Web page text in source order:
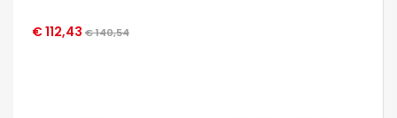
€ 112,43 € 140,54
OCCHIATA VELOCE